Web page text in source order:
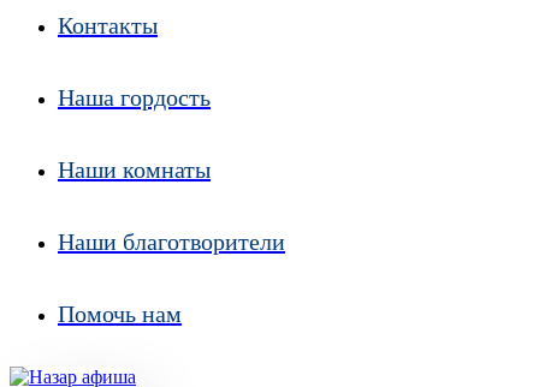
Контакты
Наша гордость
Наши комнаты
Наши благотворители
Помочь нам